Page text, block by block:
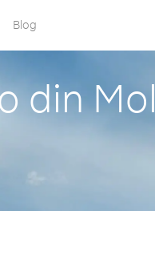
Blog
din